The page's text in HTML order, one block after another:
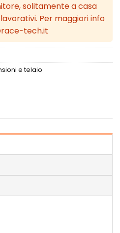
solitamente a casa
Per maggiori info
tech.it
e telaio